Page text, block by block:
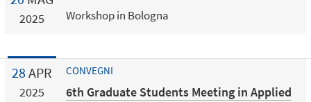
2025 Workshop in Bologna
28 APR
2025
CONVEGNI
6th Graduate Students Meeting in Applied